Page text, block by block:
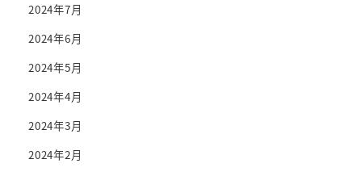
2024年7月
2024年6月
2024年5月
2024年4月
2024年3月
2024年2月